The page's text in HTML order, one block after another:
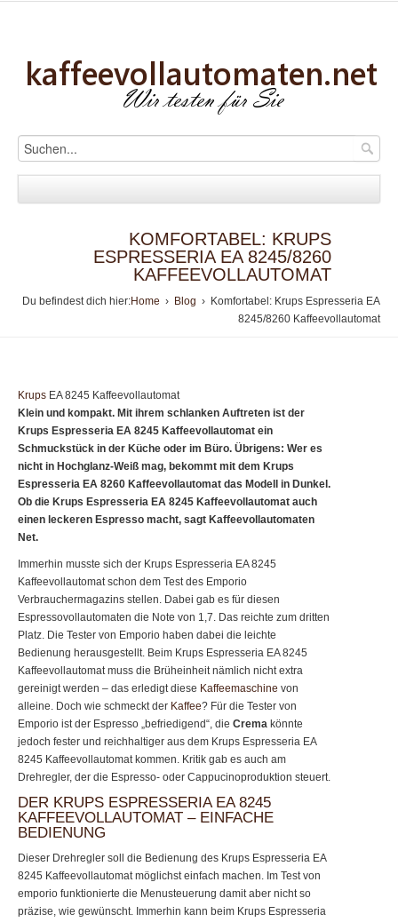
KOMFORTABEL: KRUPS
ESPRESSERIA EA 8245/8260
KAFFEEVOLLAUTOMAT
Du befindest dich hier:Home › Blog › Komfortabel: Krups Espresseria EA
8245/8260 Kaffeevollautomat
Krups EA 8245 Kaffeevollautomat
Klein und kompakt. Mit ihrem schlanken Auftreten ist der
Krups Espresseria EA 8245 Kaffeevollautomat ein
Schmuckstück in der Küche oder im Büro. Übrigens: Wer es
nicht in Hochglanz-Weiß mag, bekommt mit dem Krups
Espresseria EA 8260 Kaffeevollautomat das Modell in Dunkel.
Ob die Krups Espresseria EA 8245 Kaffeevollautomat auch
einen leckeren Espresso macht, sagt Kaffeevollautomaten
Net.
Immerhin musste sich der Krups Espresseria EA 8245
Kaffeevollautomat schon dem Test des Emporio
Verbrauchermagazins stellen. Dabei gab es für diesen
Espressovollautomaten die Note von 1,7. Das reichte zum dritten
Platz. Die Tester von Emporio haben dabei die leichte
Bedienung herausgestellt. Beim Krups Espresseria EA 8245
Kaffeevollautomat muss die Brüheinheit nämlich nicht extra
gereinigt werden – das erledigt diese Kaffeemaschine von
alleine. Doch wie schmeckt der Kaffee? Für die Tester von
Emporio ist der Espresso „befriedigend“, die Crema könnte
jedoch fester und reichhaltiger aus dem Krups Espresseria EA
8245 Kaffeevollautomat kommen. Kritik gab es auch am
Drehregler, der die Espresso- oder Cappucinoproduktion steuert.
DER KRUPS ESPRESSERIA EA 8245
KAFFEEVOLLAUTOMAT – EINFACHE
BEDIENUNG
Dieser Drehregler soll die Bedienung des Krups Espresseria EA
8245 Kaffeevollautomat möglichst einfach machen. Im Test von
emporio funktionierte die Menusteuerung damit aber nicht so
präzise, wie gewünscht. Immerhin kann beim Krups Espresseria